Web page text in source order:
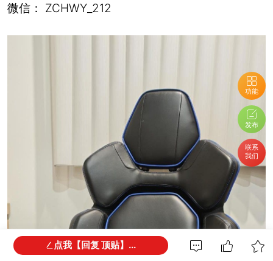
功能
发布
联系
我们
微信： ZCHWY_212
点我【回复 顶贴】...